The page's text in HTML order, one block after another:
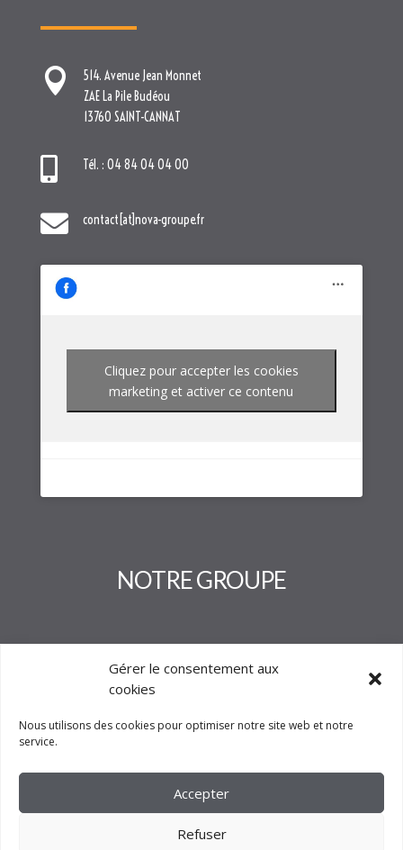
Gérer le consentement aux
cookies
Nous utilisons des cookies pour optimiser notre site web et notre
service.
Accepter
Refuser

514. Avenue Jean Monnet
ZAE La Pile Budéou
13760 SAINT-CANNAT
 Tél. : 04 84 04 04 00
 contact[at]nova-groupe.fr
Cliquez pour accepter les cookies
marketing et activer ce contenu
NOTRE GROUPE